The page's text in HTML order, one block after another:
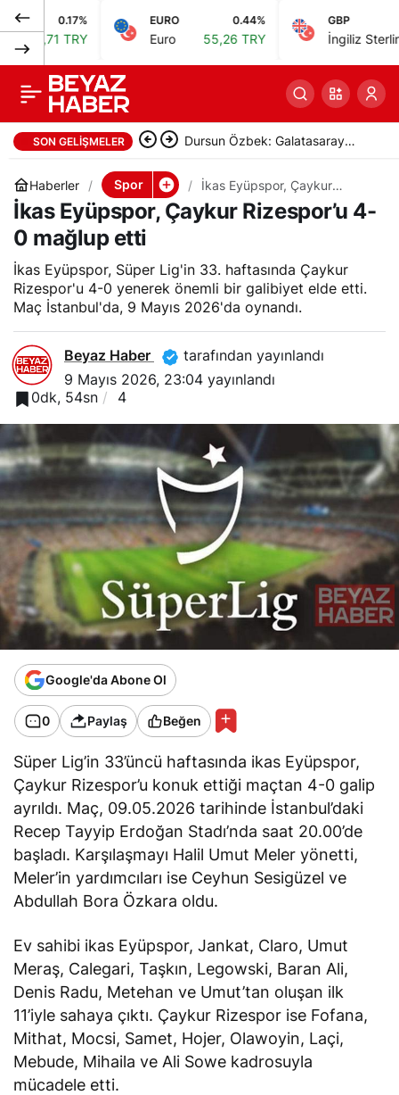
EURO 0.44%
55,26 TRY İngiliz Sterlini 64,49
SON GELIŞMELER Dursun Özbek: Galatasaray
çocukların sporla buluşması için
çalışıyor
Haberler Spor
İkas Eyüpspor, Çaykur
Rizespor’u 4-0 mağlup etti
İkas Eyüpspor, Çaykur Rizespor’u 4-
0 mağlup etti
İkas Eyüpspor, Süper Lig'in 33. haftasında Çaykur
Rizespor'u 4-0 yenerek önemli bir galibiyet elde etti.
Maç İstanbul'da, 9 Mayıs 2026'da oynandı.
Beyaz Haber
tarafından yayınlandı
9 Mayıs 2026, 23:04 yayınlandı
0dk, 54sn
4
Google'da Abone Ol
0 Paylaş Beğen
Süper Lig’in 33’üncü haftasında ikas Eyüpspor,
Çaykur Rizespor’u konuk ettiği maçtan 4-0 galip
ayrıldı. Maç, 09.05.2026 tarihinde İstanbul’daki
Recep Tayyip Erdoğan Stadı’nda saat 20.00’de
başladı. Karşılaşmayı Halil Umut Meler yönetti,
Meler’in yardımcıları ise Ceyhun Sesigüzel ve
Abdullah Bora Özkara oldu.
Ev sahibi ikas Eyüpspor, Jankat, Claro, Umut
Meraş, Calegari, Taşkın, Legowski, Baran Ali,
Denis Radu, Metehan ve Umut’tan oluşan ilk
11’iyle sahaya çıktı. Çaykur Rizespor ise Fofana,
Mithat, Mocsi, Samet, Hojer, Olawoyin, Laçi,
Mebude, Mihaila ve Ali Sowe kadrosuyla
mücadele etti.
Kocaelispor,
Mısırlı.com.tr Fatih
Karagümrük’e 0-1
mağlup oldu
0 Paylaş